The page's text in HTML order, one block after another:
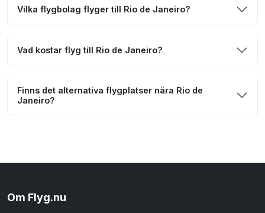
Vilka flygbolag flyger till Rio de Janeiro?
Vad kostar flyg till Rio de Janeiro?
Finns det alternativa flygplatser nära Rio de
Janeiro?
Om Flyg.nu